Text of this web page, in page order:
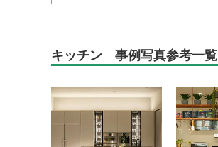
キッチン 事例写真参考一覧